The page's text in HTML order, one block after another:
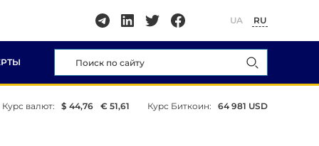
UA RU
Курс валют: $ 44,76 € 51,61 Курс Биткоин: 64 981 USD